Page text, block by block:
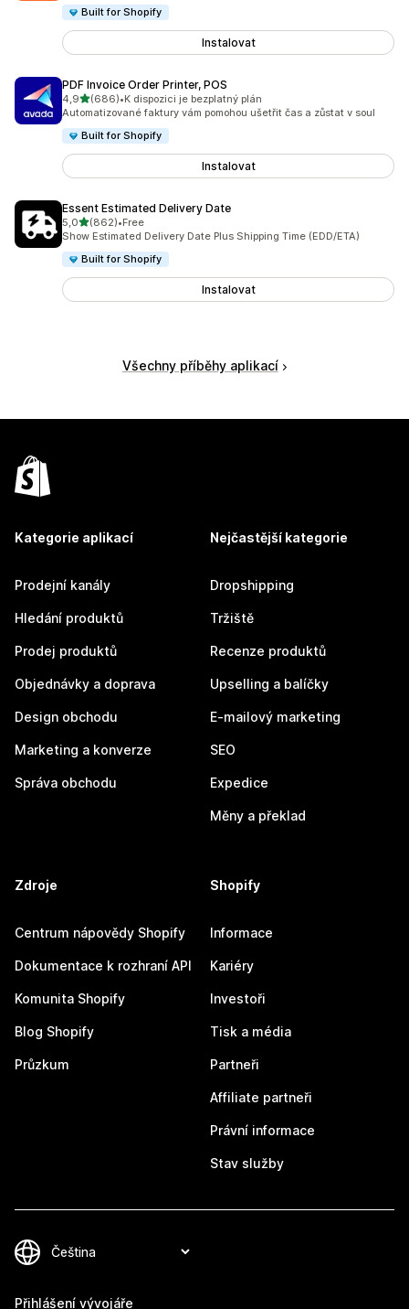
Built for Shopify
Instalovat
PDF Invoice Order Printer, POS
4,9z 5 hvězd
(686)
Celkový počet recenzí: 686
•K dispozici je bezplatný plán
Automatizované faktury vám pomohou ušetřit čas a zůstat v soul
Built for Shopify
Instalovat
Essent Estimated Delivery Date
5,0z 5 hvězd
(862)
Celkový počet recenzí: 862
•Free
Show Estimated Delivery Date Plus Shipping Time (EDD/ETA)
Built for Shopify
Instalovat
Všechny příběhy aplikací
Kategorie aplikací
Prodejní kanály
Hledání produktů
Prodej produktů
Objednávky a doprava
Design obchodu
Marketing a konverze
Správa obchodu
Nejčastější kategorie
Dropshipping
Tržiště
Recenze produktů
Upselling a balíčky
E-mailový marketing
SEO
Expedice
Měny a překlad
Zdroje
Centrum nápovědy Shopify
Dokumentace k rozhraní API
Komunita Shopify
Blog Shopify
Průzkum
Shopify
Informace
Kariéry
Investoři
Tisk a média
Partneři
Affiliate partneři
Právní informace
Stav služby
Přihlášení vývojáře